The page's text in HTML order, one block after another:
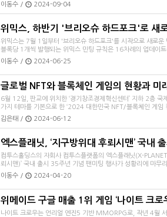
이동수 /
2024-09-04
위믹스, 하반기 '브리오슈 하드포크'로 새
위믹스는 7월 1일부터 '브리오슈 하드포크'를 시작으로 새로
블록당 1개씩 발행되는 위믹스 민팅 규칙은 16차례의 업데이트
이동수 /
2024-06-25
글로벌 NFT와 블록체인 게임의 현황과 미
6월 12일, 판교에 위치한 ‘경기창조경제혁신센터’ 지하 2층 국
가지 테마를 기본으로 한 ‘2024 대한민국 NFT/블록체인 게임
김은태 /
2024-06-12
엑스플래닛, ‘지구방위대 후뢰시맨’ 국내
컴투스홀딩스의 자회사 컴투스플랫폼의 엑스플래닛(X-
뢰시맨)’ 국내 출시 35주년 기념 팬미팅 행사가 성황리에 마무
이동수 /
2024-04-20
위메이드 구글 매출 1위 게임 ‘나이트 크로
나이트 크로우는 언리얼 엔진5 기반 MMORPG로, 작년 4월